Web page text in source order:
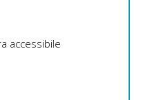
accessibile